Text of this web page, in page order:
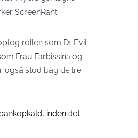
ScreenRant.
rollen som Dr. Evil
Frau Farbissina og
også stod bag de tre
inden det